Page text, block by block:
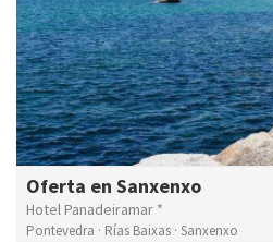
Oferta en Sanxenxo
Hotel Panadeiramar *
Pontevedra · Rías Baixas · Sanxenxo